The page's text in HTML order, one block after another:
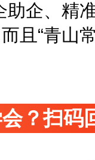
助企、精
且“青山
？扫码